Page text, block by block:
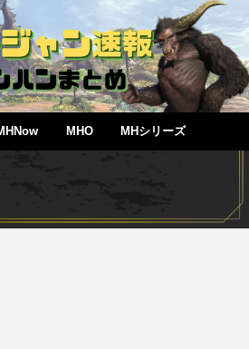
MHO MHシリーズ